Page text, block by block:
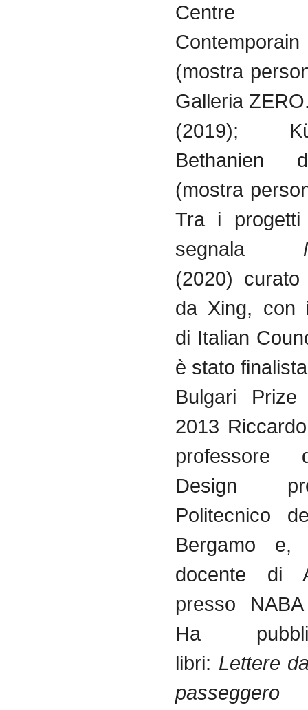
Centre
(mostra
Galleria
(2019);
Bethanien
(mostra
Tra i
segnala
(2020)
da Xing, con
di Italian
è stato
Bulgari
2013
professore
Design
Politecnico
Bergamo e,
docente di
presso
Ha
libri: Lettere